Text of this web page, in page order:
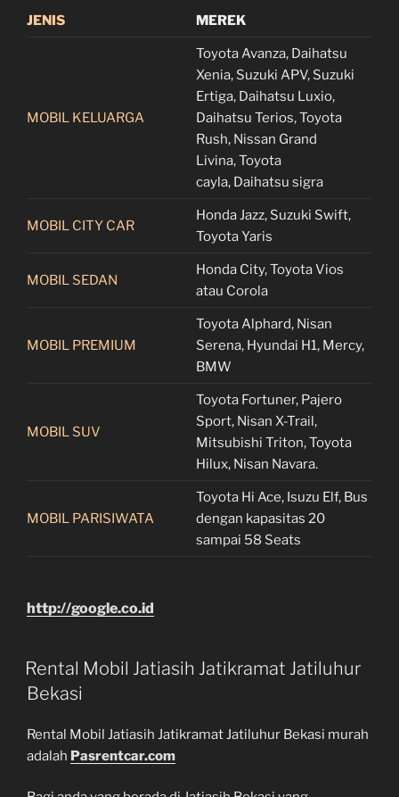
JENIS MEREK
MOBIL KELUARGA
Toyota Avanza, Daihatsu
Xenia, Suzuki APV, Suzuki
Ertiga, Daihatsu Luxio,
Daihatsu Terios, Toyota
Rush, Nissan Grand
Livina, Toyota
cayla, Daihatsu sigra
MOBIL CITY CAR
Honda Jazz, Suzuki Swift,
Toyota Yaris
MOBIL SEDAN
Honda City, Toyota Vios
atau Corola
MOBIL PREMIUM
Toyota Alphard, Nisan
Serena, Hyundai H1, Mercy,
BMW
MOBIL SUV
Toyota Fortuner, Pajero
Sport, Nisan X-Trail,
Mitsubishi Triton, Toyota
Hilux, Nisan Navara.
MOBIL PARISIWATA
Toyota Hi Ace, Isuzu Elf, Bus
dengan kapasitas 20
sampai 58 Seats
http://google.co.id
Rental Mobil Jatiasih Jatikramat Jatiluhur
Bekasi
Rental Mobil Jatiasih Jatikramat Jatiluhur Bekasi murah
adalah Pasrentcar.com